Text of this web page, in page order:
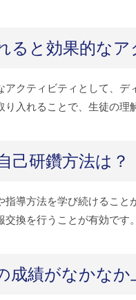
ると効果的なア
アクティビティとして、
入れることで、生徒の理
己研鑽方法は？
指導方法を学び続けるこ
換を行うことが有効です。
成績がなかな